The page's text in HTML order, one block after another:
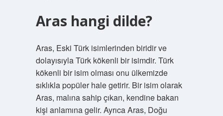
Aras hangi dilde?
Aras, Eski Türk isimlerinden biridir ve
dolayısıyla Türk kökenli bir isimdir. Türk
kökenli bir isim olması onu ülkemizde
sıklıkla popüler hale getirir. Bir isim olarak
Aras, malına sahip çıkan, kendine bakan
kişi anlamına gelir. Ayrıca Aras, Doğu